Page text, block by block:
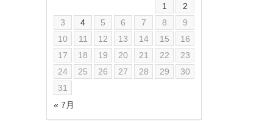
« 7月
1
2
3
4 5 6 7 8
9
10
11 12 13 14 15
16
17
18 19 20 21 22
23
24
25 26 27 28 29
30
31